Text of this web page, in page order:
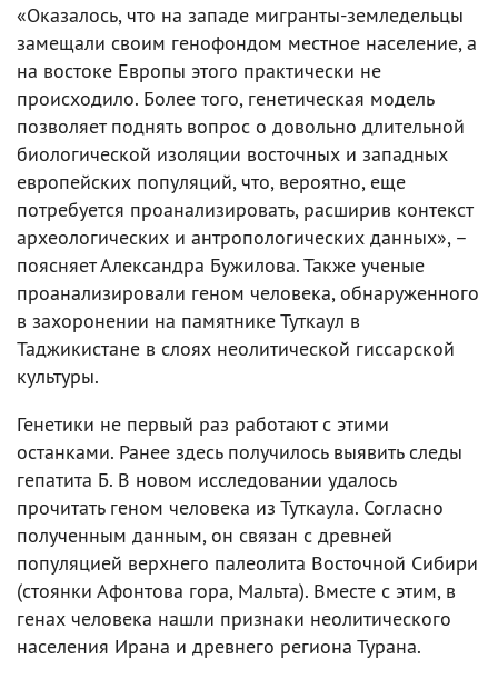
«Оказалось, что на западе мигранты-земледельцы
замещали своим генофондом местное население, а
на востоке Европы этого практически не
происходило. Более того, генетическая модель
позволяет поднять вопрос о довольно длительной
биологической изоляции восточных и западных
европейских популяций, что, вероятно, еще
потребуется проанализировать, расширив контекст
археологических и антропологических данных», –
поясняет Александра Бужилова. Также ученые
проанализировали геном человека, обнаруженного
в захоронении на памятнике Туткаул в
Таджикистане в слоях неолитической гиссарской
культуры.
Генетики не первый раз работают с этими
останками. Ранее здесь получилось выявить следы
гепатита Б. В новом исследовании удалось
прочитать геном человека из Туткаула. Согласно
полученным данным, он связан с древней
популяцией верхнего палеолита Восточной Сибири
(стоянки Афонтова гора, Мальта). Вместе с этим, в
генах человека нашли признаки неолитического
населения Ирана и древнего региона Турана.